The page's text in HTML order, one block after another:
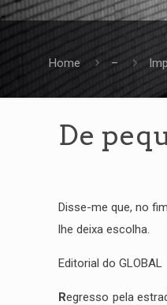
Home –
De
Disse-me que, no
lhe deixa escolha.
Editorial do GLOBAL
Regresso pela